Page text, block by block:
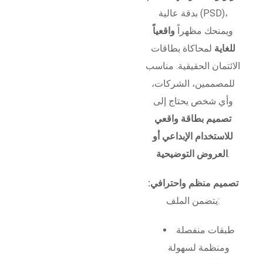
بدقة عالية (PSD)،
ويمنحك مظهراً واقعياً
للغاية لمحاكاة بطاقات
الائتمان الحقيقية. مناسب
للمصممين، الشركات،
وأي شخص يحتاج إلى
تصميم بطاقة واقعي
للاستخدام الإبداعي أو
العروض التوضيحية .
تصميم منظم واحترافي:
يتضمن الملف:
طبقات منفصلة
ومنظمة لسهولة